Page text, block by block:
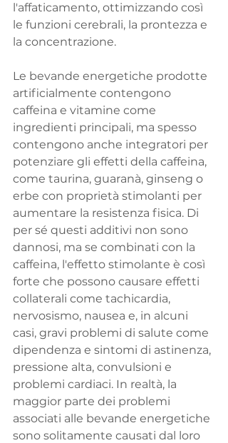
l'affaticamento, ottimizzando così
le funzioni cerebrali, la prontezza e
la concentrazione.
Le bevande energetiche prodotte
artificialmente contengono
caffeina e vitamine come
ingredienti principali, ma spesso
contengono anche integratori per
potenziare gli effetti della caffeina,
come taurina, guaranà, ginseng o
erbe con proprietà stimolanti per
aumentare la resistenza fisica. Di
per sé questi additivi non sono
dannosi, ma se combinati con la
caffeina, l'effetto stimolante è così
forte che possono causare effetti
collaterali come tachicardia,
nervosismo, nausea e, in alcuni
casi, gravi problemi di salute come
dipendenza e sintomi di astinenza,
pressione alta, convulsioni e
problemi cardiaci. In realtà, la
maggior parte dei problemi
associati alle bevande energetiche
sono solitamente causati dal loro